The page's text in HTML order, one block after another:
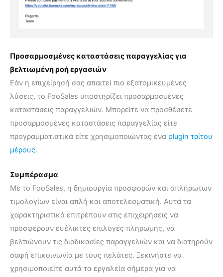
Προσαρμοσμένες καταστάσεις παραγγελίας για
βελτιωμένη ροή εργασιών
Εάν η επιχείρησή σας απαιτεί πιο εξατομικευμένες
λύσεις, το FooSales υποστηρίζει προσαρμοσμένες
καταστάσεις παραγγελιών. Μπορείτε να προσθέσετε
προσαρμοσμένες καταστάσεις παραγγελίας είτε
προγραμματιστικά είτε χρησιμοποιώντας ένα plugin τρίτου
μέρους.
Συμπέρασμα
Με το FooSales, η δημιουργία προσφορών και απλήρωτων
τιμολογίων είναι απλή και αποτελεσματική. Αυτά τα
χαρακτηριστικά επιτρέπουν στις επιχειρήσεις να
προσφέρουν ευέλικτες επιλογές πληρωμής, να
βελτιώνουν τις διαδικασίες παραγγελιών και να διατηρούν
σαφή επικοινωνία με τους πελάτες. Ξεκινήστε να
χρησιμοποιείτε αυτά τα εργαλεία σήμερα για να